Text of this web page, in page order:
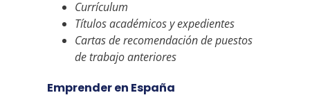
Currículum
Títulos académicos y expedientes
Cartas de recomendación de puestos
de trabajo anteriores
Emprender en España